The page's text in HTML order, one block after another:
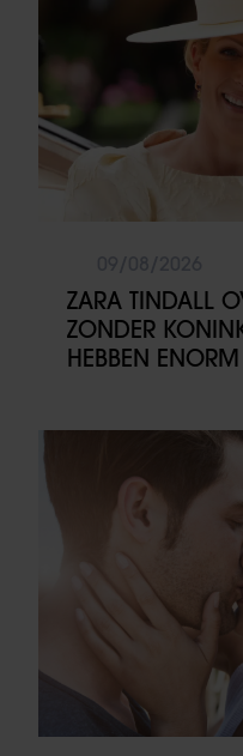
ZARA TINDALL
ZONDER
HEBBEN